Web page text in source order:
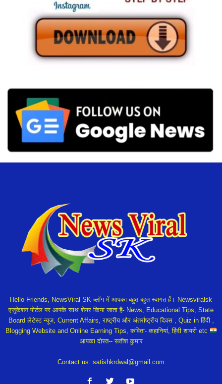
Hello Friends, NewsViral SK ब्लॉग में आपका बहुत बहुत स्वागत हैं। Newsviralsk
एजुकेशन पोर्टल पर आपके साथ शेयर किया जाता है- News, Educational Tips, State
Board लेटेस्ट न्यूज, Current Affairs, राष्ट्रीय और अंतर्राष्ट्रीय दिवस , Quiz in हिंदी ,
Blogging Website and Online Earning Tips, कविता- कहानियां, हिंदी शायरी etc
आपका दोस्त-- सतीश कुमार
Contact us: satishkrdwal@gmail.com